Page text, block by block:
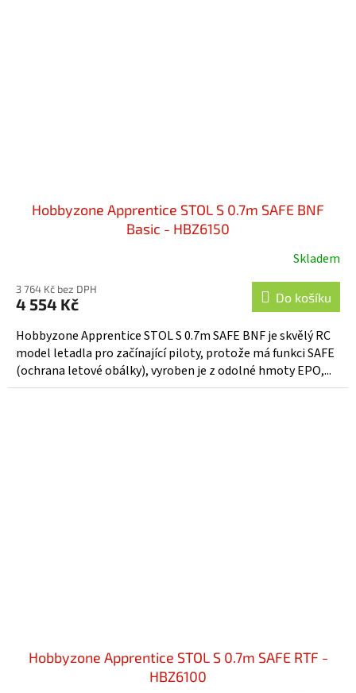
Hobbyzone Apprentice STOL S 0.7m SAFE BNF
Basic - HBZ6150
Skladem
3 764 Kč bez DPH
4 554 Kč Do košíku
Hobbyzone Apprentice STOL S 0.7m SAFE BNF je skvělý RC
model letadla pro začínající piloty, protože má funkci SAFE
(ochrana letové obálky), vyroben je z odolné hmoty EPO,...
Hobbyzone Apprentice STOL S 0.7m SAFE RTF -
HBZ6100